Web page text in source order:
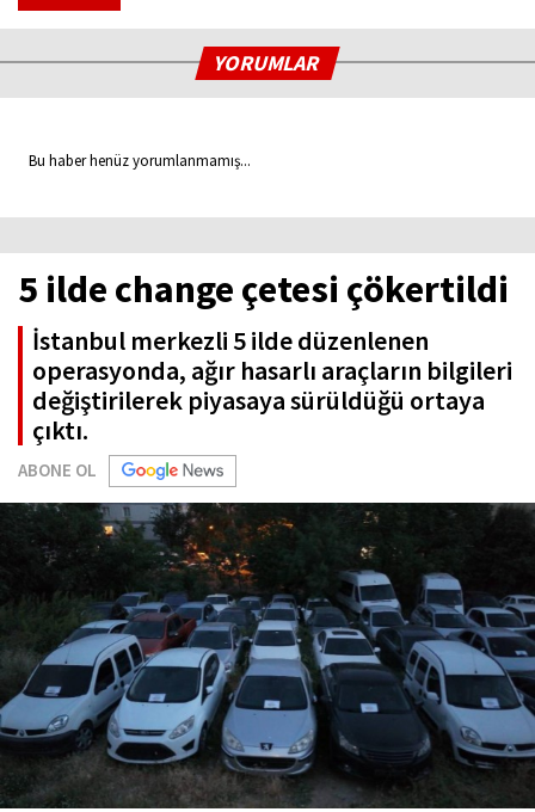
YORUMLAR
Bu haber henüz yorumlanmamış...
5 ilde change çetesi çökertildi
İstanbul merkezli 5 ilde düzenlenen
operasyonda, ağır hasarlı araçların bilgileri
değiştirilerek piyasaya sürüldüğü ortaya
çıktı.
ABONE OL